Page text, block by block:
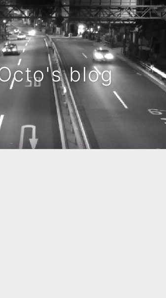
blog